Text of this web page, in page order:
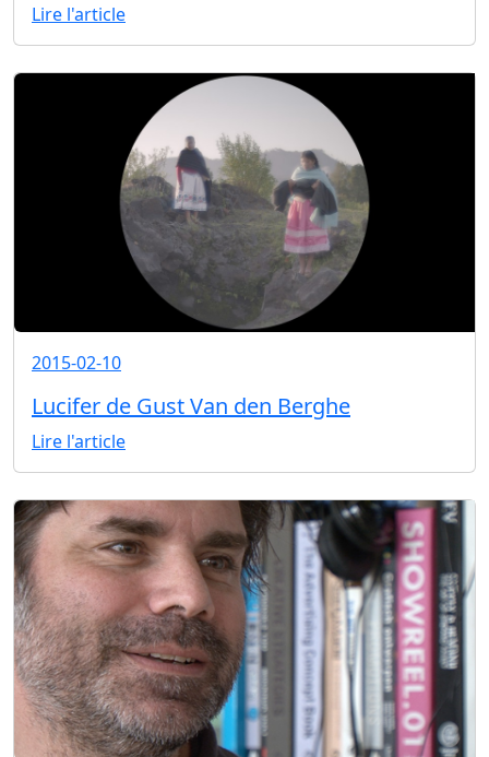
Lire l'article
2015-02-10
Lucifer de Gust Van den Berghe
Lire l'article